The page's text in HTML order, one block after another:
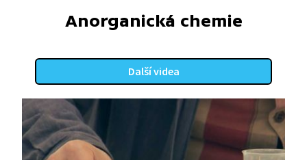
Anorganická chemie
Další videa